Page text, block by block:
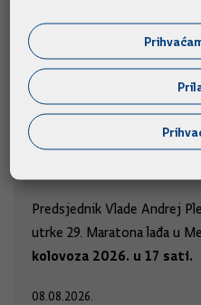
Predsjednik Vlade
Predsjednik Vlade Andrej
utrke 29. Maratona lađa u
kolovoza 2026. u 17 sati.
08.08.2026.